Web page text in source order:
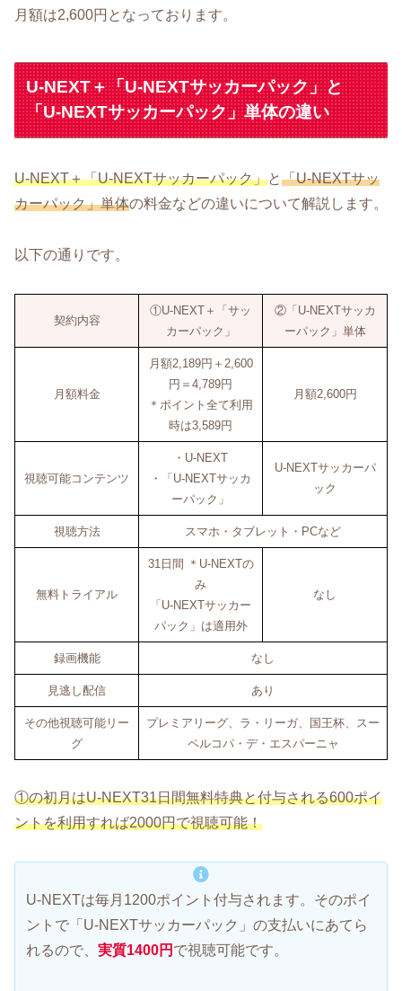
月額は2,600円となっております。
U-NEXT＋「U-NEXTサッカーパック」と
「U-NEXTサッカーパック」単体の違い
U-NEXT＋「U-NEXTサッカーパック」と「U-NEXTサッ
カーパック」単体の料金などの違いについて解説します。
以下の通りです。
契約内容
①U-NEXT＋「サッ
カーパック」
②「U-NEXTサッカ
ーパック」単体
月額料金
月額2,189円＋2,600
円＝4,789円
＊ポイント全て利用
時は3,589円
月額2,600円
視聴可能コンテンツ
・U-NEXT
・「U-NEXTサッカ
ーパック」
U-NEXTサッカーパ
ック
視聴方法 スマホ・タブレット・PCなど
無料トライアル
31日間 ＊U-NEXTの
み
「U-NEXTサッカー
パック」は適用外
なし
録画機能 なし
見逃し配信 あり
その他視聴可能リー
グ
プレミアリーグ、ラ・リーガ、国王杯、スー
ペルコパ・デ・エスパーニャ
①の初月はU-NEXT31日間無料特典と付与される600ポイ
ントを利用すれば2000円で視聴可能！
U-NEXTは毎月1200ポイント付与されます。そのポイ
ントで「U-NEXTサッカーパック」の支払いにあてら
れるので、 実質1400円 で視聴可能です。